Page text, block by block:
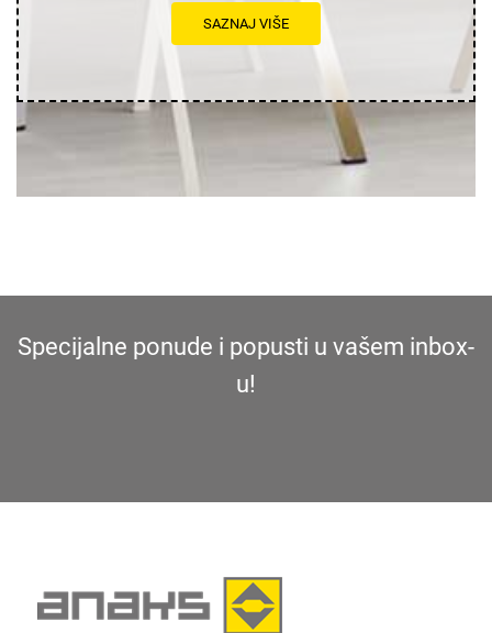
SAZNAJ VIŠE
Specijalne ponude i popusti u vašem inbox-
u!